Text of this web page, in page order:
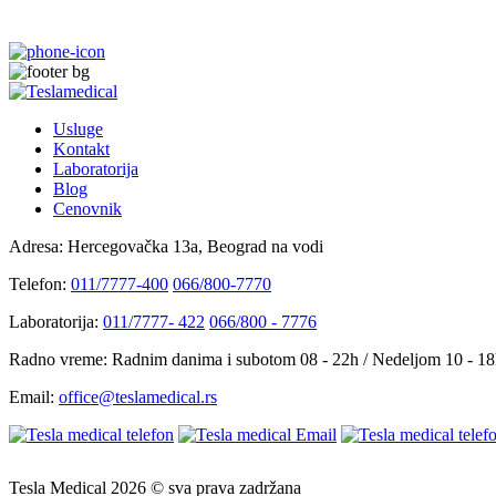
Usluge
Kontakt
Laboratorija
Blog
Cenovnik
Adresa: Hercegovačka 13a, Beograd na vodi
Telefon: 011/7777-400 066/800-7770
Laboratorija: 011/7777- 422 066/800 - 7776
Radno vreme: Radnim danima i subotom 08 - 22h / Nedeljom 10 -
Email: office@teslamedical.rs
Tesla Medical 2026 © sva prava zadržana